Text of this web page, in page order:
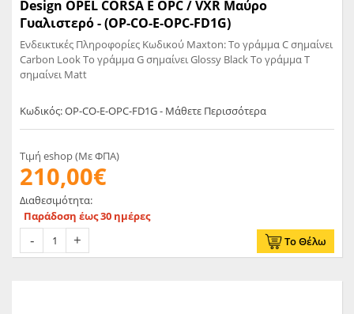
Design OPEL CORSA E OPC / VXR Μαύρο
Γυαλιστερό - (OP-CO-E-OPC-FD1G)
Ενδεικτικές Πληροφορίες Κωδικού Maxton: Το γράμμα C σημαίνει
Carbon Look Το γράμμα G σημαίνει Glossy Black Το γράμμα T
σημαίνει Matt
Κωδικός: OP-CO-E-OPC-FD1G - Μάθετε Περισσότερα
Τιμή eshop (Με ΦΠΑ)
210,00€
Διαθεσιμότητα:
Παράδοση έως 30 ημέρες
Το Θέλω